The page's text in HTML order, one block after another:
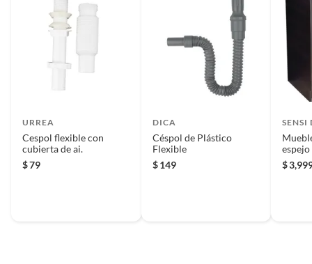
URREA
Cespol flexible con
cubierta de ai.
$79
DICA
Céspol de Plástico
Flexible
$ 149
SENSI
$